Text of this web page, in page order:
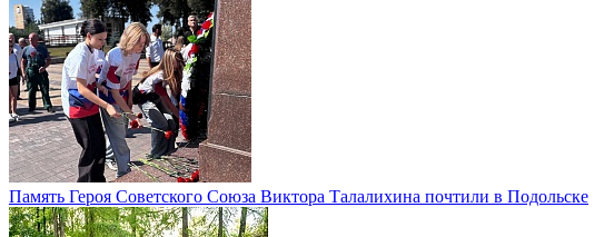
Память Героя Советского Союза Виктора Талалихина почтили в Подольске